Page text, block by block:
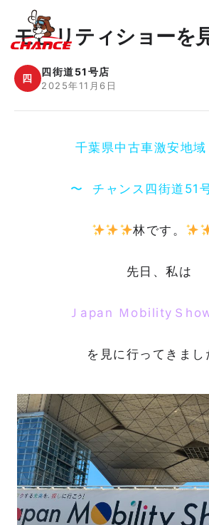
モビリティショーを
四
四街道51号店
2025年11月6日
千葉県中古車激安地域
〜 チャンス四街道51
林です。
先日、私は
Ｊapan ＭobilityＳ
を見に行ってきまし